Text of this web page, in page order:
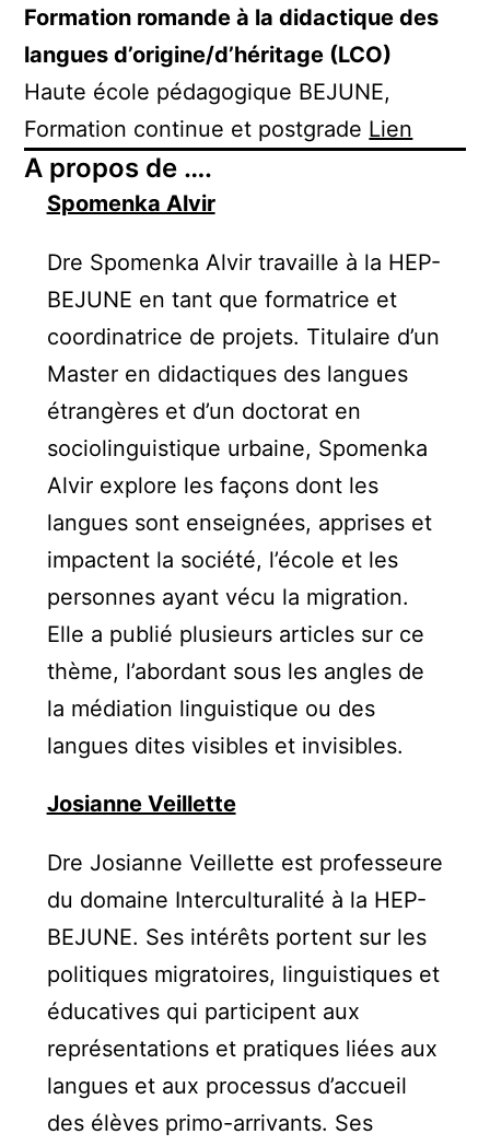
Formation romande à la didactique des
langues d’origine/d’héritage (LCO)
Haute école pédagogique BEJUNE,
Formation continue et postgrade Lien
A propos de ….
Spomenka Alvir
Dre Spomenka Alvir travaille à la HEP-
BEJUNE en tant que formatrice et
coordinatrice de projets. Titulaire d’un
Master en didactiques des langues
étrangères et d’un doctorat en
sociolinguistique urbaine, Spomenka
Alvir explore les façons dont les
langues sont enseignées, apprises et
impactent la société, l’école et les
personnes ayant vécu la migration.
Elle a publié plusieurs articles sur ce
thème, l’abordant sous les angles de
la médiation linguistique ou des
langues dites visibles et invisibles.
Josianne Veillette
Dre Josianne Veillette est professeure
du domaine Interculturalité à la HEP-
BEJUNE. Ses intérêts portent sur les
politiques migratoires, linguistiques et
éducatives qui participent aux
représentations et pratiques liées aux
langues et aux processus d’accueil
des élèves primo-arrivants. Ses